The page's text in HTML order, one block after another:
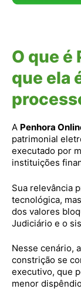
O que é
que ela
A Penhora
patrimonial
executado por
instituições
Sua relevância
tecnológica,
dos valores
Judiciário e o
Nesse cenário,
constrição se
executivo, que
menor